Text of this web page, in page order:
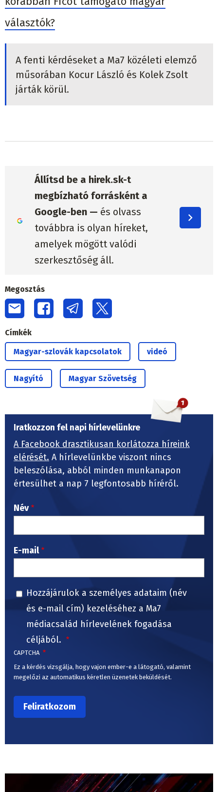
választók?
A fenti kérdéseket a Ma7 közéleti elemző
műsorában Kocur László és Kolek Zsolt
járták körül.
Állítsd be a hirek.sk-t
megbízható forrásként a
Google-ben — és olvass
továbbra is olyan híreket,
amelyek mögött valódi
szerkesztőség áll.
Megosztás
Címkék
Magyar-szlovák kapcsolatok videó
Nagyító Magyar Szövetség
Iratkozzon fel napi hírlevelünkre
A Facebook drasztikusan korlátozza híreink
elérését. A hírlevelünkbe viszont nincs
beleszólása, abból minden munkanapon
értesülhet a nap 7 legfontosabb híréről.
Név
E-mail
Hozzájárulok a személyes adataim (név
és e-mail cím) kezeléséhez a Ma7
médiacsalád hírlevelének fogadása
céljából.
CAPTCHA
Ez a kérdés vizsgálja, hogy vajon ember-e a látogató, valamint
megelőzi az automatikus kéretlen üzenetek beküldését.